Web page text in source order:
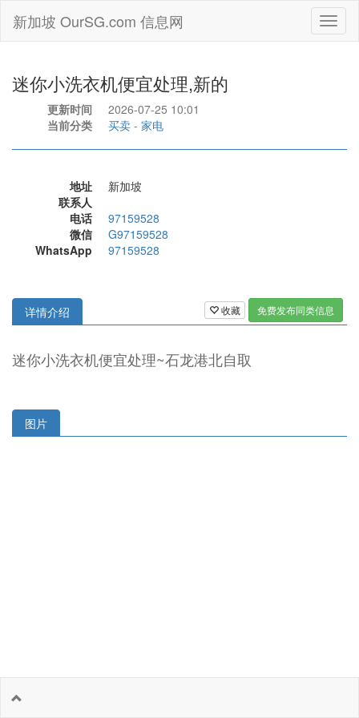
新加坡 OurSG.com 信息网
迷你小洗衣机便宜处理,新的
更新时间
2026-07-25 10:01
当前分类
买卖 - 家电
地址
新加坡
联系人
电话
97159528
微信
G97159528
WhatsApp
97159528
收藏 免费发布同类信息
详情介绍
迷你小洗衣机便宜处理~石龙港北自取
图片